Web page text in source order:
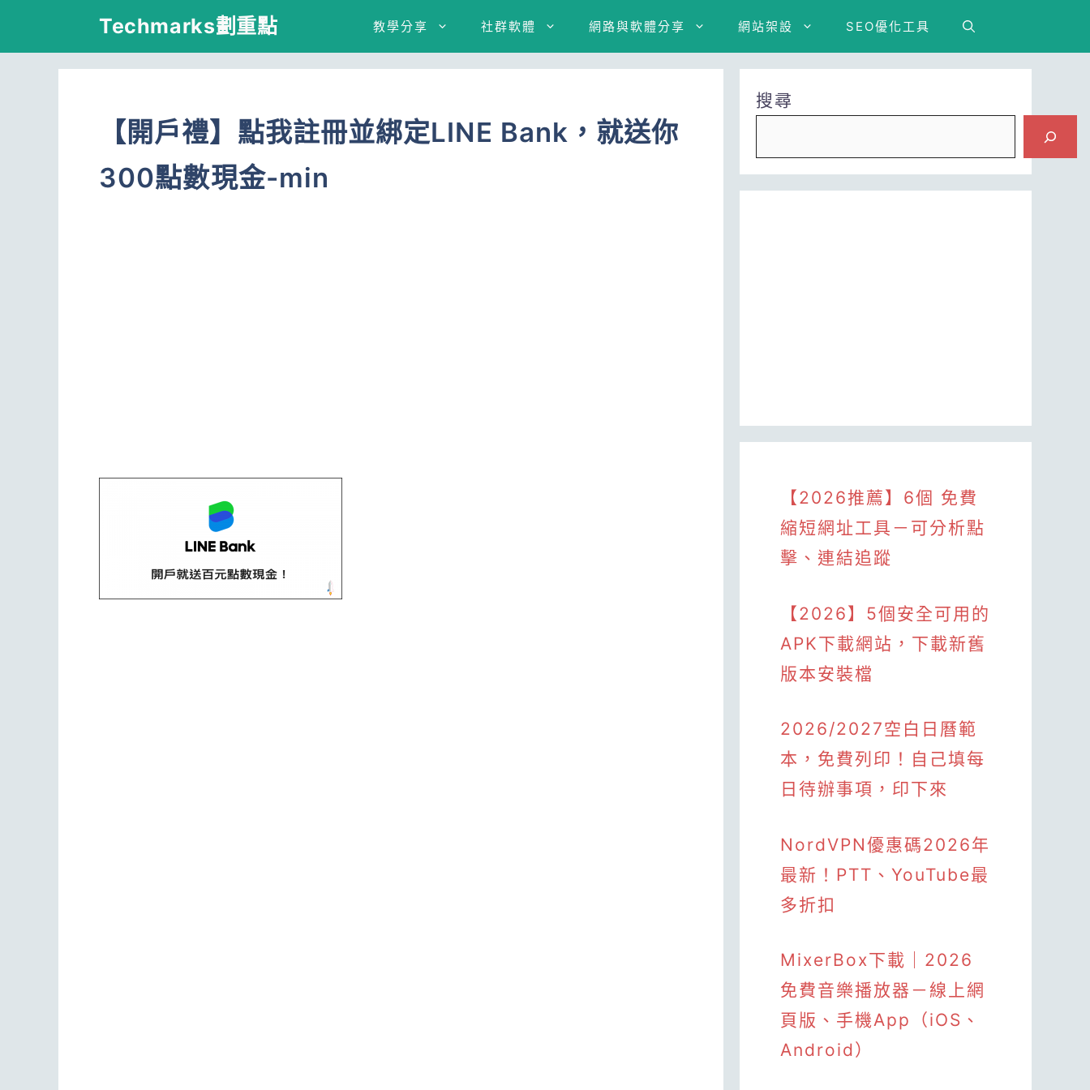
Techmarks劃重點 教學分享 社群軟體 網路與軟體分享 網站架設 SEO優化工具
【開戶禮】點我註冊並綁定LINE Bank，就送你
300點數現金-min
搜尋
【2026推薦】6個 免費
縮短網址工具－可分析點
擊、連結追蹤
【2026】5個安全可用的
APK下載網站，下載新舊
版本安裝檔
2026/2027空白日曆範
本，免費列印！自己填每
日待辦事項，印下來
NordVPN優惠碼2026年
最新！PTT、YouTube最
多折扣
MixerBox下載｜2026
免費音樂播放器－線上網
頁版、手機App（iOS、
Android）